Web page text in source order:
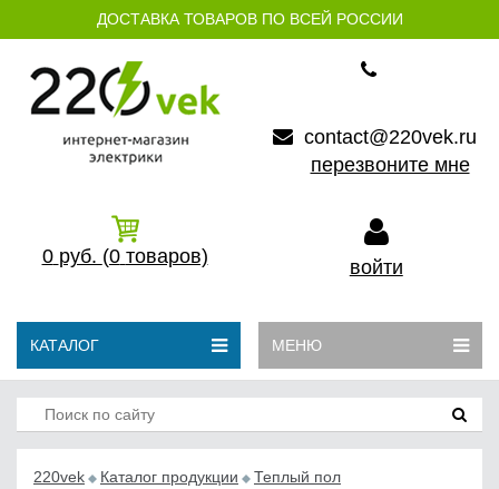
ДОСТАВКА ТОВАРОВ ПО ВСЕЙ РОССИИ
contact@220vek.ru
перезвоните мне
0 руб. (0 товаров) войти
КАТАЛОГ МЕНЮ
220vek Каталог продукции
Теплый пол